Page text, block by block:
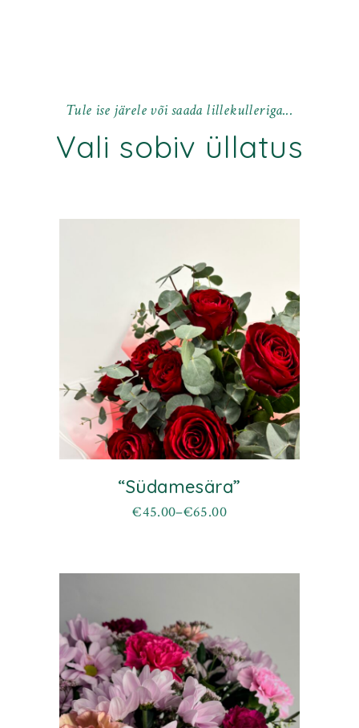
Tule ise järele või saada lillekulleriga...
Vali sobiv üllatus
“Südamesära”
€45.00–€65.00